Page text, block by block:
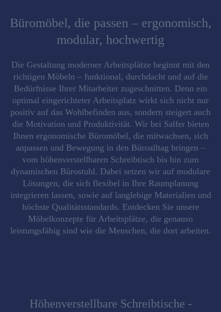
Büromöbel, die passen – ergonomisch,
modular, hochwertig
Die Gestaltung moderner Arbeitsplätze beginnt mit den
richtigen Möbeln – funktional, durchdacht und auf die
Bedürfnisse Ihrer Mitarbeiter zugeschnitten. Denn ein
optimal eingerichteter Arbeitsplatz wirkt sich nicht nur
positiv auf das Wohlbefinden aus, sondern steigert auch
die Motivation und Produktivität. Wir bei Salfer bieten
Ihnen ergonomische Büromöbel, die mitwachsen, sich
anpassen und Bewegung in den Büroalltag bringen –
vom höhenverstellbaren Schreibtisch bis hin zum
dynamischen Bürostuhl. Dabei setzen wir auf modulare
Lösungen, die sich flexibel in Ihre Raumplanung
integrieren lassen, sowie auf langlebige Materialien und
höchste Qualitätsstandards. Entdecken Sie unsere
Möbelkonzepte für Arbeitsplätze, die genauso
leistungsfähig sind wie die Menschen, die dort arbeiten.
Höhenverstellbare Schreibtische -